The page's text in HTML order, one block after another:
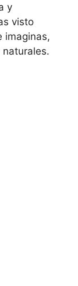
y
visto
imaginas,